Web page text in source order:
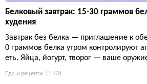
Белковый завтрак: 15-30 граммов
худения
Завтрак без белка — приглашение к
0 граммов белка утром контролируют
еть. Яйца, йогурт, творог — ваше
Еда и рецепты 11 431